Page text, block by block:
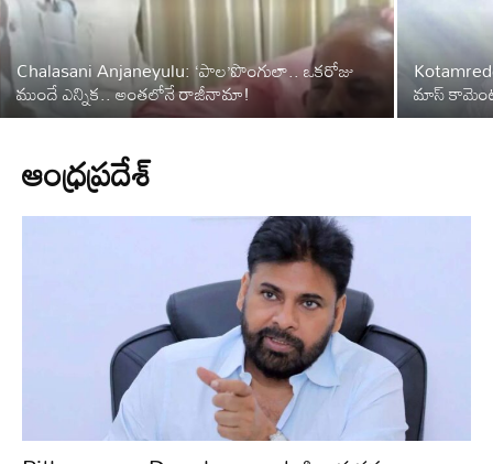
Chalasani Anjaneyulu: ‘పాల’పొంగులా.. ఒకరోజు
ముందే ఎన్నిక.. అంతలోనే రాజీనామా! మాస్
ఆంధ్రప్రదేశ్‌